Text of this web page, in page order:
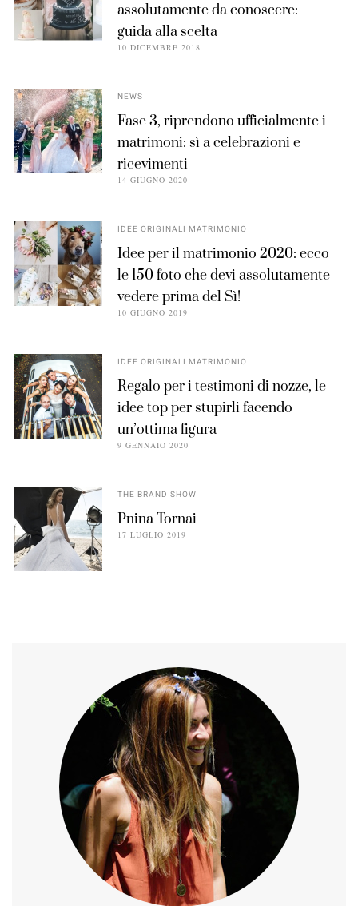
assolutamente da conoscere:
guida alla scelta
10 DICEMBRE 2018
NEWS
Fase 3, riprendono ufficialmente i
matrimoni: sì a celebrazioni e
ricevimenti
14 GIUGNO 2020
IDEE ORIGINALI MATRIMONIO
Idee per il matrimonio 2020: ecco
le 150 foto che devi assolutamente
vedere prima del Sì!
10 GIUGNO 2019
IDEE ORIGINALI MATRIMONIO
Regalo per i testimoni di nozze, le
idee top per stupirli facendo
un’ottima figura
9 GENNAIO 2020
THE BRAND SHOW
Pnina Tornai
17 LUGLIO 2019